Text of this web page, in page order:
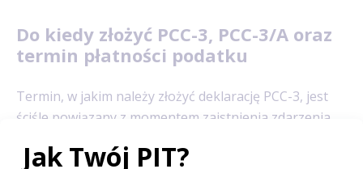
Do kiedy złożyć PCC-3, PCC-3/A oraz
termin płatności podatku
Termin, w jakim należy złożyć deklarację PCC-3, jest
ściśle powiązany z momentem zaistnienia zdarzenia
czynności cywilnoprawnej. Szczególnego